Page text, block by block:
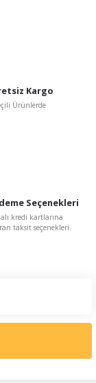
Kargo
Ürünlerde
Seçenekleri
kredi kartlarına
taksit seçenekleri.